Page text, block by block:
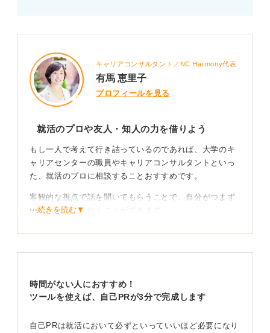
キャリアコンサルタント／NC Harmony代表
有馬 恵里子
プロフィールを見る
就活のプロや友人・知人の力を借りよう
もし一人で考えて行き詰っているのであれば、大学のキ
ャリアセンターの職員やキャリアコンサルタントといっ
た、就活のプロに相談することおすすめです。
客観的な視点で話を聞いてもらうことで、自分がつまず
いている点に気付くことができます。
う！
⋯続きを読む▼
時間がない人におすすめ！
ツールを使えば、自己PRが3分で完成します
自己PRは就活において必ずといっていいほど必要になり